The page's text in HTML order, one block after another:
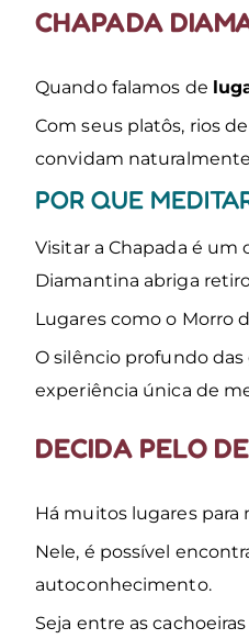
CHAPADA
Quando falamos de
Com seus platôs, rios
convidam
POR QUE
Visitar a Chapada é um
Diamantina abriga
Lugares como o Morro
O silêncio profundo
experiência única de
DECIDA PELO
Há muitos lugares para
Nele, é possível
autoconhecimento.
Seja entre as